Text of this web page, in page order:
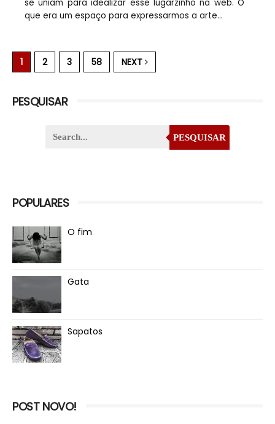
se uniam para idealizar esse lugarzinho na web. O
que era um espaço para expressarmos a arte...
1 2 3 58 NEXT
PESQUISAR
PESQUISAR
POPULARES
O fim
Gata
Sapatos
POST NOVO!